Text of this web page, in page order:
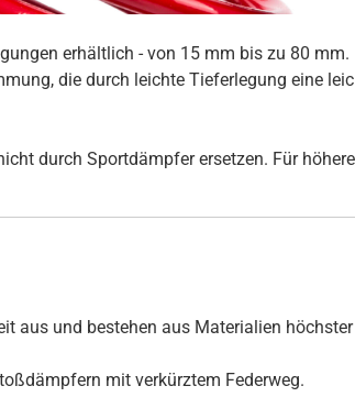
erhältlich - von 15 mm bis zu 80
die durch leichte Tieferlegung eine
durch Sportdämpfer ersetzen. Für
aus und bestehen aus Materialien
mit verkürztem Federweg.